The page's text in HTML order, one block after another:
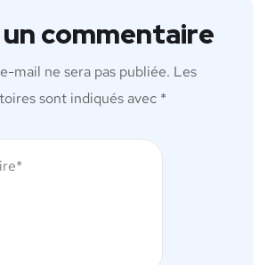
commentaire
mail ne sera pas publiée. Les
sont indiqués avec *